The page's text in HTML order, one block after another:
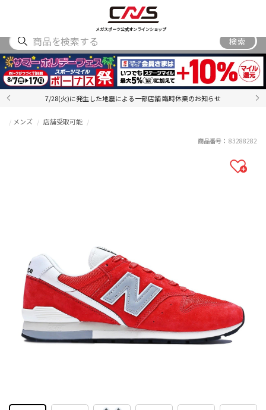
メガスポーツ公式オンラインショップ
ACCESSORY
検索
7/28(火)に発生した地震による一部店舗 臨時休業のお知らせ
メンズ 店舗受取可能
商品番号： 83288282